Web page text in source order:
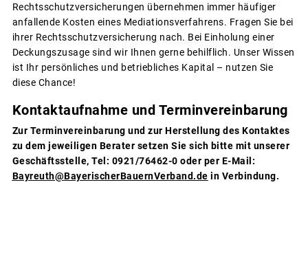
Rechtsschutzversicherungen übernehmen immer häufiger
anfallende Kosten eines Mediationsverfahrens. Fragen Sie bei
ihrer Rechtsschutzversicherung nach. Bei Einholung einer
Deckungszusage sind wir Ihnen gerne behilflich. Unser Wissen
ist Ihr persönliches und betriebliches Kapital – nutzen Sie
diese Chance!
Kontaktaufnahme und Terminvereinbarung
Zur Terminvereinbarung und zur Herstellung des Kontaktes
zu dem jeweiligen Berater setzen Sie sich bitte mit unserer
Geschäftsstelle, Tel: 0921/76462-0 oder per E-Mail:
Bayreuth@BayerischerBauernVerband.de in Verbindung.